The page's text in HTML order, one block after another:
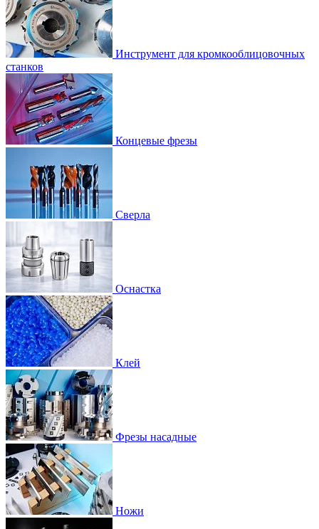
Инструмент для кромкооблицовочных
станков
Концевые фрезы
Сверла
Оснастка
Клей
Фрезы насадные
Ножи